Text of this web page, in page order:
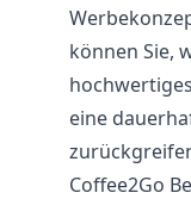
können Sie,
eine
Coffee2Go